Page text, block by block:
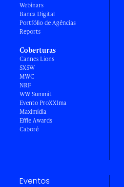
Webinars
Banca Digital
Portfólio de Agências
Reports
Coberturas
Cannes Lions
SXSW
MWC
NRF
WW Summit
Evento ProXXIma
Maximídia
Effie Awards
Caboré
Eventos